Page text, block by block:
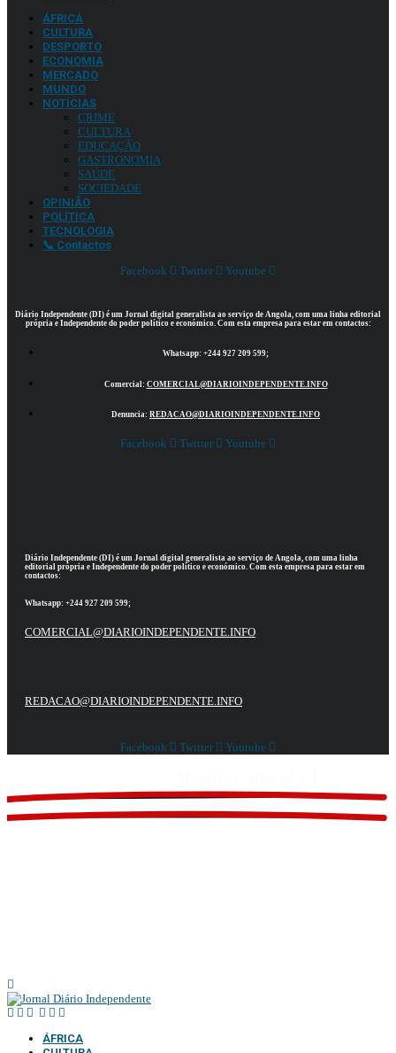
ÁFRICA
CULTURA
DESPORTO
ECONOMIA
MERCADO
MUNDO
NOTÍCIAS
CRIME
CULTURA
EDUCAÇÃO
GASTRONOMIA
SAÚDE
SOCIEDADE
OPINIÃO
POLÍTICA
TECNOLOGIA
📞 Contactos
Facebook
Twitter Youtube
Diário Independente (DI) é um Jornal digital generalista ao serviço de Angola, com uma linha editorial
própria e Independente do poder político e económico. Com esta empresa para estar em contactos:
Whatsapp: +244 927 209 599;
Comercial: COMERCIAL@DIARIOINDEPENDENTE.INFO
Denuncia: REDACAO@DIARIOINDEPENDENTE.INFO
Facebook Twitter Youtube
Diário Independente (DI) é um Jornal digital generalista ao serviço de Angola, com uma linha
editorial própria e Independente do poder político e económico. Com esta empresa para estar em
contactos:
Whatsapp: +244 927 209 599;
COMERCIAL@DIARIOINDEPENDENTE.INFO
REDACAO@DIARIOINDEPENDENTE.INFO
Facebook Twitter Youtube
ÁFRICA